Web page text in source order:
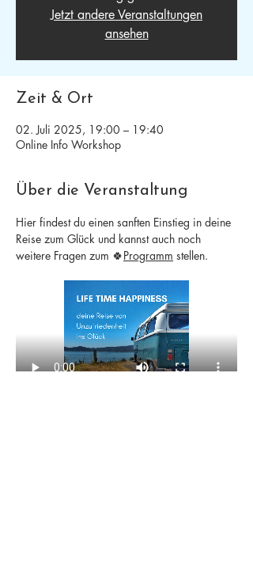
Jetzt andere Veranstaltungen
ansehen
Zeit & Ort
02. Juli 2025, 19:00 – 19:40
Online Info Workshop
Über die Veranstaltung
Hier findest du einen sanften Einstieg in deine
Reise zum Glück und kannst auch noch
weitere Fragen zum 🍀Programm stellen.